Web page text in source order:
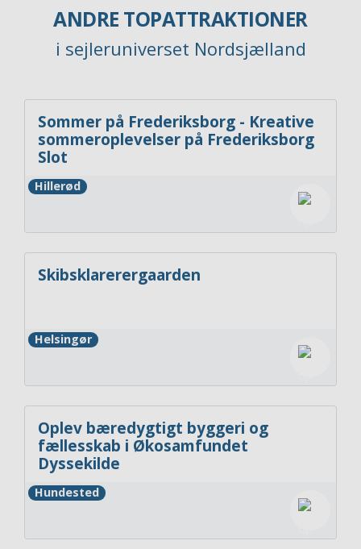
ANDRE TOPATTRAKTIONER
i sejleruniverset Nordsjælland
Sommer på Frederiksborg - Kreative
sommeroplevelser på Frederiksborg
Slot
Hillerød
Skibsklarerergaarden
Helsingør
Oplev bæredygtigt byggeri og
fællesskab i Økosamfundet
Dyssekilde
Hundested